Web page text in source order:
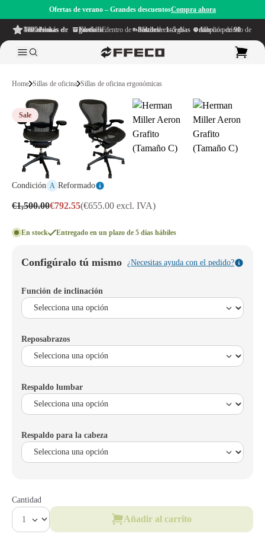
Ofertas de verano – Grandes descuentosCompra ahora
4.6/5
de más de 500 reseñas
en TrustPilot Envío gratuito
dentro de NL & BE Plazo de entrega dentro de
1–5 días hábiles Amplio período de reflexión de
90 días
Home Sillas de oficina Sillas de oficina ergonómicas
Sale
Condición A Reformado
€1,500.00€792.55(€655.00 excl. IVA)
En stock Entregado en un plazo de 5 días hábiles
Configúralo tú mismo ¿Necesitas ayuda con el pedido?
Función de inclinación
Reposabrazos
Respaldo lumbar
Respaldo para la cabeza
Cantidad
Añadir al carrito